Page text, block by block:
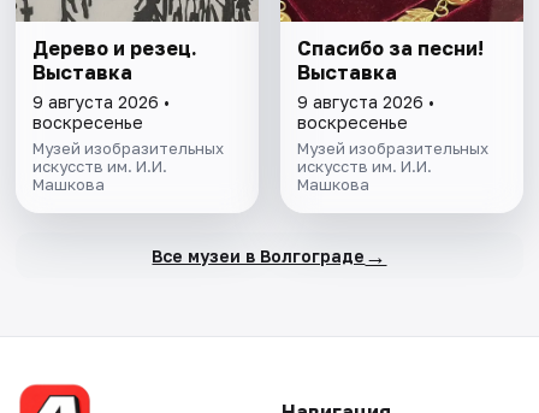
Дерево и резец.
Выставка
9 августа 2026 •
воскресенье
Музей изобразительных
искусств им. И.И.
Машкова
Спасибо за песни!
Выставка
9 августа 2026 •
воскресенье
Музей изобразительных
искусств им. И.И.
Машкова
Все музеи в Волгограде →